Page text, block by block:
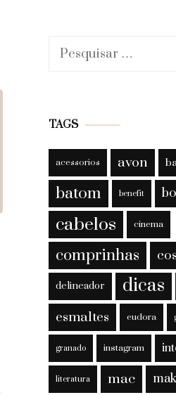
Pesquisar
TAGS
acessorios avon
batom benefit
cabelos cinema
comprinhas
delineador dicas
esmaltes eudora
granado instagram
literatura mac